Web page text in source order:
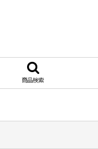
商品検索